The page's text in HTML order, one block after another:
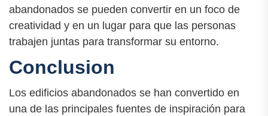
abandonados se pueden convertir en un foco de
creatividad y en un lugar para que las personas
trabajen juntas para transformar su entorno.
Conclusion
Los edificios abandonados se han convertido en
una de las principales fuentes de inspiración para